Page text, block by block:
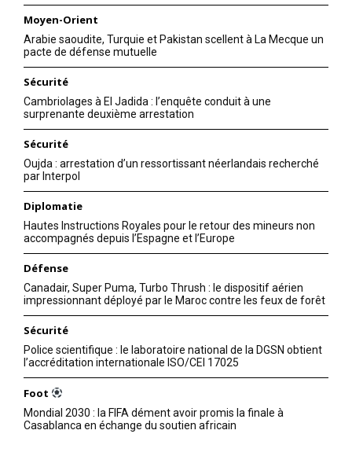
Moyen-Orient
Arabie saoudite, Turquie et Pakistan scellent à La Mecque un
pacte de défense mutuelle
Sécurité
Cambriolages à El Jadida : l’enquête conduit à une
surprenante deuxième arrestation
Sécurité
Oujda : arrestation d’un ressortissant néerlandais recherché
par Interpol
Diplomatie
Hautes Instructions Royales pour le retour des mineurs non
accompagnés depuis l’Espagne et l’Europe
Défense
Canadair, Super Puma, Turbo Thrush : le dispositif aérien
impressionnant déployé par le Maroc contre les feux de forêt
Sécurité
Police scientifique : le laboratoire national de la DGSN obtient
l’accréditation internationale ISO/CEI 17025
Foot
Mondial 2030 : la FIFA dément avoir promis la finale à
Casablanca en échange du soutien africain